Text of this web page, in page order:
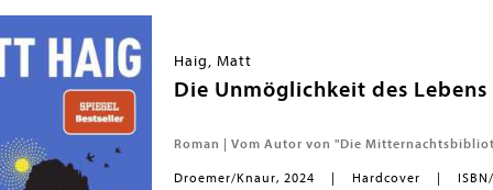
Haig, Matt
Die Unmöglichkeit des Lebens
Roman | Vom Autor von "Die
Droemer/Knaur, 2024 Hardcover